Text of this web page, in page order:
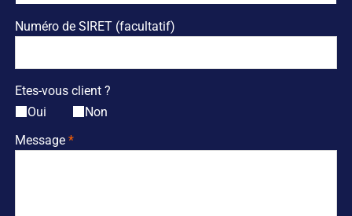
Numéro de SIRET (facultatif)
Etes-vous client ?
Oui
Non
Message